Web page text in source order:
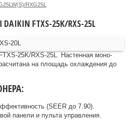
RXG25L
FTXS-25K/RXS-25L
25K/RXS-25L. Настенная моно-
на площадь охлаждения до
(SEER до 7.90).
панели и пульта управления.